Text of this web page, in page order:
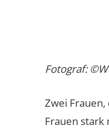
Fotograf:
Zwei
Frauen stark